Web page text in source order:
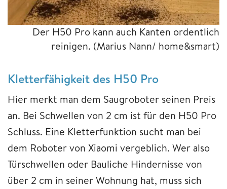
Der H50 Pro kann auch Kanten ordentlich
reinigen. (Marius Nann/ home&smart)
Kletterfähigkeit des H50 Pro
Hier merkt man dem Saugroboter seinen Preis
an. Bei Schwellen von 2 cm ist für den H50 Pro
Schluss. Eine Kletterfunktion sucht man bei
dem Roboter von Xiaomi vergeblich. Wer also
Türschwellen oder Bauliche Hindernisse von
über 2 cm in seiner Wohnung hat, muss sich